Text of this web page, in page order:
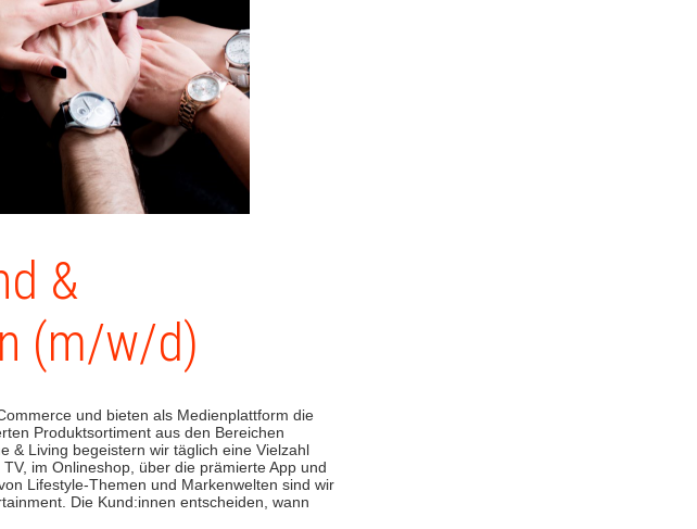
&
(m/w/d)
und bieten als Medienplattform die
Produktsortiment aus den Bereichen
& Living begeistern wir täglich eine Vielzahl
im Onlineshop, über die prämierte App und
Lifestyle-Themen und Markenwelten sind wir
Die Kund:innen entscheiden, wann